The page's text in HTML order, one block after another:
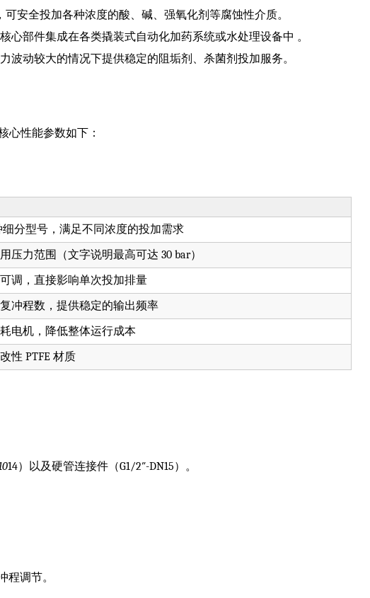
可安全投加各种浓度的酸、碱、强氧化剂等腐蚀性介质。
心部件集成在各类撬装式自动化加药系统或水处理设备中 。
波动较大的情况下提供稳定的阻垢剂、杀菌剂投加服务。
心性能参数如下：
细分型号，满足不同浓度的投加需求
压力范围（文字说明最高可达 30 bar）
调，直接影响单次投加排量
冲程数，提供稳定的输出频率
电机，降低整体运行成本
性 PTFE 材质
14）以及硬管连接件（G1/2″-DN15）。
程调节。